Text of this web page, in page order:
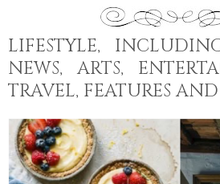
LIFESTYLE,
NEWS, ARTS,
TRAVEL, FEATURES